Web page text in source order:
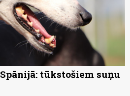
tūkstošiem suņu